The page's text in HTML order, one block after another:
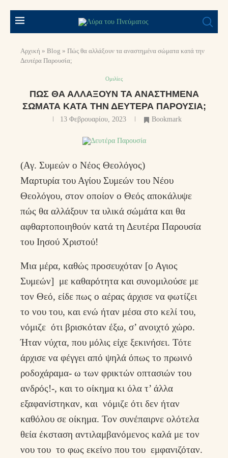
Αρχική » Blog » Πώς θα αλλάξουν τα αναστημένα σώματα κατά την
Δευτέρα Παρουσία;
Ομιλίες
ΠΏΣ ΘΑ ΑΛΛΆΞΟΥΝ ΤΑ ΑΝΑΣΤΗΜΈΝΑ
ΣΏΜΑΤΑ ΚΑΤΆ ΤΗΝ ΔΕΥΤΈΡΑ ΠΑΡΟΥΣΊΑ;
13 Φεβρουαρίου, 2023 Bookmark
(Αγ. Συμεών o Νέος Θεολόγος)
Μαρτυρία του Αγίου Συμεών του Νέου
Θεολόγου, στον οποίον ο Θεός αποκάλυψε
πώς θα αλλάξουν τα υλικά σώμάτα και θα
αφθαρτοποιηθούν κατά τη Δευτέρα Παρουσία
του Ιησού Χριστού!
Μια μέρα, καθώς προσευχόταν [ο Αγιος
Συμεών] με καθαρότητα και συνομιλούσε με
τον Θεό, είδε πως ο αέρας άρχισε να φωτίζει
το νου του, και ενώ ήταν μέσα στο κελί του,
νόμιζε ότι βρισκόταν έξω, σ’ ανοιχτό χώρο.
Ήταν νύχτα, που μόλις είχε ξεκινήσει. Τότε
άρχισε να φέγγει από ψηλά όπως το πρωινό
ροδοχάραμα- ω των φρικτών οπτασιών του
ανδρός!-, και το οίκημα κι όλα τ’ άλλα
εξαφανίστηκαν, και νόμιζε ότι δεν ήταν
καθόλου σε οίκημα. Τον συνέπαιρνε ολότελα
θεία έκσταση αντιλαμβανόμενος καλά με τον
νου του το φως εκείνο που του εμφανιζόταν.